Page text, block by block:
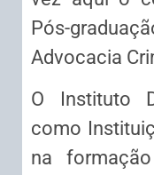
Pós-
Advocacia
O Instituto
como
na